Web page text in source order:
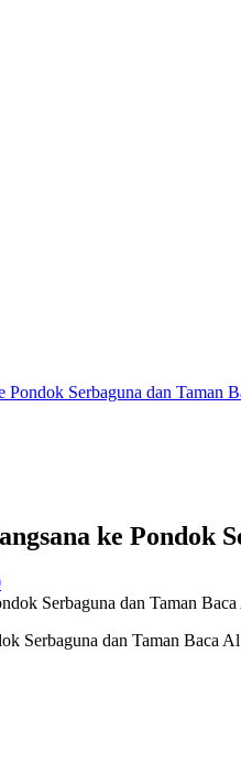
Pondok Serbaguna dan Taman
ke Pondok
Serbaguna dan Taman Baca